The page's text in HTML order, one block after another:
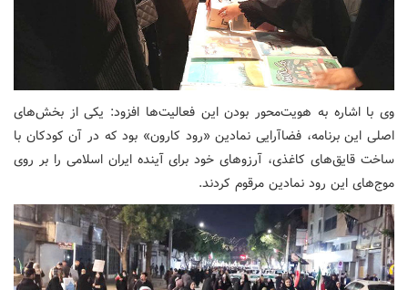
وی با اشاره به هویت‌محور بودن این فعالیت‌ها افزود: یکی از بخش‌های
اصلی این برنامه، فضاآرایی نمادین «رود کارون» بود که در آن کودکان با
ساخت قایق‌های کاغذی، آرزوهای خود برای آینده ایران اسلامی را بر روی
موج‌های این رود نمادین مرقوم کردند.